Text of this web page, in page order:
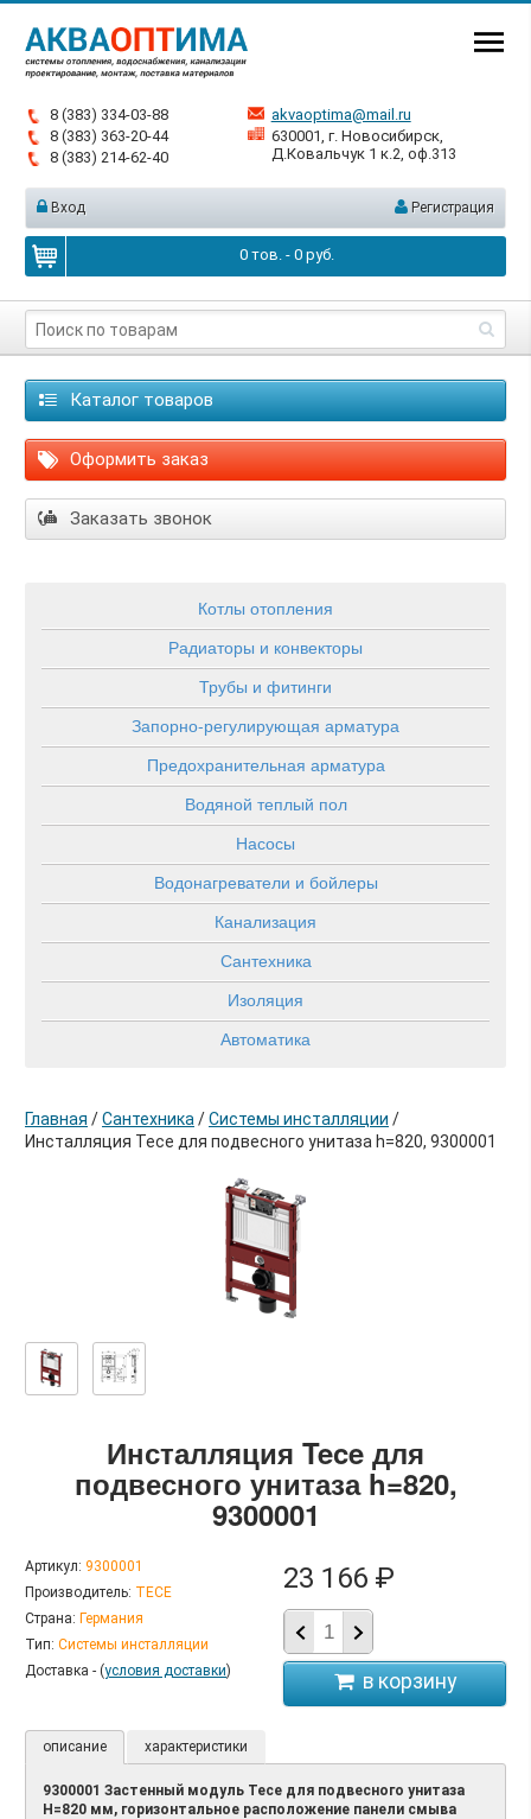
8 (383) 334-03-88
8 (383) 363-20-44
8 (383) 214-62-40
akvaoptima@mail.ru
630001, г. Новосибирск,
Д.Ковальчук 1 к.2, оф.313
Вход Регистрация
0тов. - 0руб.
Каталог товаров
Оформить заказ
Заказать звонок
Котлы отопления
Радиаторы и конвекторы
Трубы и фитинги
Запорно-регулирующая арматура
Предохранительная арматура
Водяной теплый пол
Насосы
Водонагреватели и бойлеры
Канализация
Сантехника
Изоляция
Автоматика
Главная /Сантехника/Системы инсталляции /
Инсталляция Tece для подвесного унитаза h=820, 9300001
Инсталляция Tece для
подвесного унитаза h=820,
9300001
Артикул: 9300001
Производитель: TECE
Страна: Германия
Тип: Системы инсталляции
Доставка - (условия доставки)
23 166 ₽
описание характеристики
9300001 Застенный модуль Tece для подвесного унитаза
H=820 мм, горизонтальное расположение панели смыва